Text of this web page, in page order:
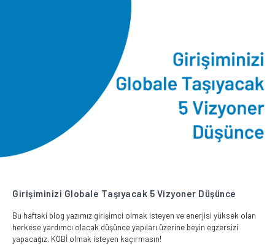
Girişiminizi Globale Taşıyacak 5 Vizyoner Düşünce
Bu haftaki blog yazımız girişimci olmak isteyen ve enerjisi yüksek olan
herkese yardımcı olacak düşünce yapıları üzerine beyin egzersizi
yapacağız. KOBİ olmak isteyen kaçırmasın!